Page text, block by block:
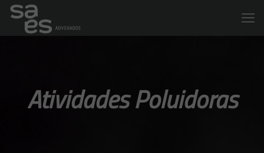
Atividades Poluidoras